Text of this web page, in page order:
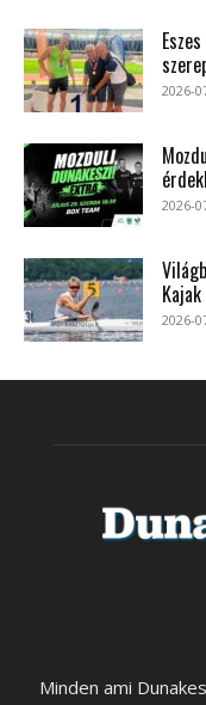
2026-
2026-
2026-
Minden ami